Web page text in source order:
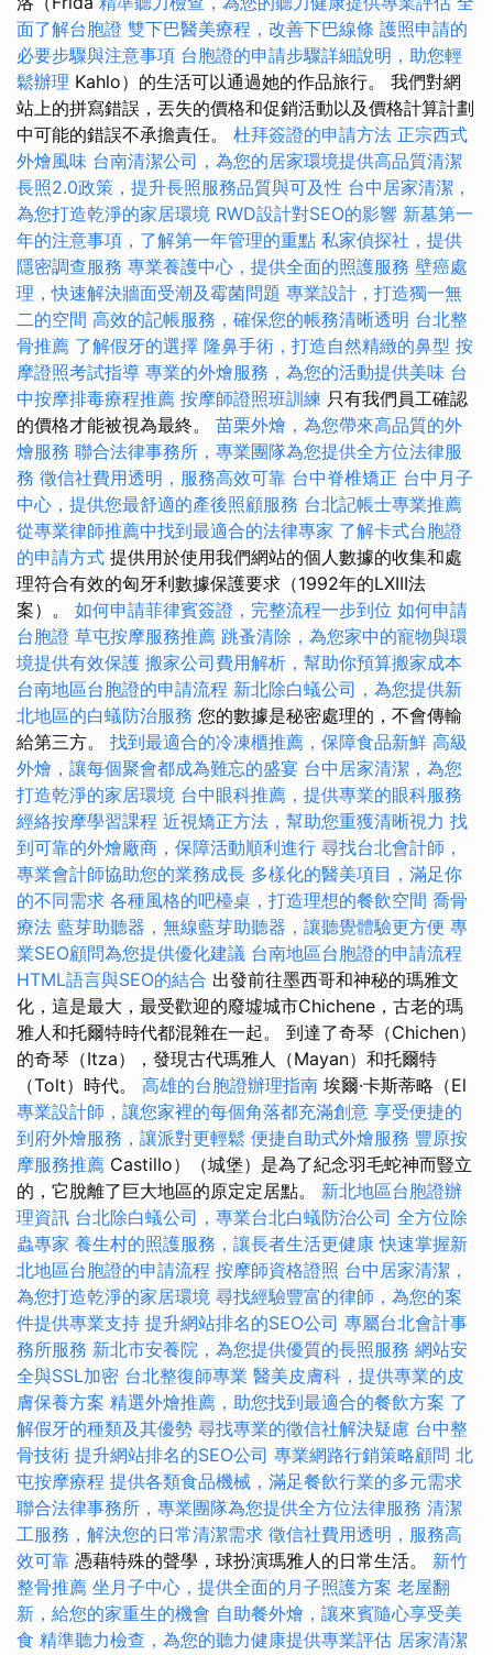
面了解台胞證 雙下巴醫美療程，改善下巴線條 護照申請的
必要步驟與注意事項 台胞證的申請步驟詳細說明，助您輕
鬆辦理 Kahlo）的生活可以通過她的作品旅行。 我們對網
站上的拼寫錯誤，丟失的價格和促銷活動以及價格計算計劃
中可能的錯誤不承擔責任。 杜拜簽證的申請方法 正宗西式
外燴風味 台南清潔公司，為您的居家環境提供高品質清潔
長照2.0政策，提升長照服務品質與可及性 台中居家清潔，
為您打造乾淨的家居環境 RWD設計對SEO的影響 新墓第一
年的注意事項，了解第一年管理的重點 私家偵探社，提供
隱密調查服務 專業養護中心，提供全面的照護服務 壁癌處
理，快速解決牆面受潮及霉菌問題 專業設計，打造獨一無
二的空間 高效的記帳服務，確保您的帳務清晰透明 台北整
骨推薦 了解假牙的選擇 隆鼻手術，打造自然精緻的鼻型 按
摩證照考試指導 專業的外燴服務，為您的活動提供美味 台
中按摩排毒療程推薦 按摩師證照班訓練 只有我們員工確認
的價格才能被視為最終。 苗栗外燴，為您帶來高品質的外
燴服務 聯合法律事務所，專業團隊為您提供全方位法律服
務 徵信社費用透明，服務高效可靠 台中脊椎矯正 台中月子
中心，提供您最舒適的產後照顧服務 台北記帳士專業推薦
從專業律師推薦中找到最適合的法律專家 了解卡式台胞證
的申請方式 提供用於使用我們網站的個人數據的收集和處
理符合有效的匈牙利數據保護要求（1992年的LXIII法
案）。 如何申請菲律賓簽證，完整流程一步到位 如何申請
台胞證 草屯按摩服務推薦 跳蚤清除，為您家中的寵物與環
境提供有效保護 搬家公司費用解析，幫助你預算搬家成本
台南地區台胞證的申請流程 新北除白蟻公司，為您提供新
北地區的白蟻防治服務 您的數據是秘密處理的，不會傳輸
給第三方。 找到最適合的冷凍櫃推薦，保障食品新鮮 高級
外燴，讓每個聚會都成為難忘的盛宴 台中居家清潔，為您
打造乾淨的家居環境 台中眼科推薦，提供專業的眼科服務
經絡按摩學習課程 近視矯正方法，幫助您重獲清晰視力 找
到可靠的外燴廠商，保障活動順利進行 尋找台北會計師，
專業會計師協助您的業務成長 多樣化的醫美項目，滿足你
的不同需求 各種風格的吧檯桌，打造理想的餐飲空間 喬骨
療法 藍芽助聽器，無線藍芽助聽器，讓聽覺體驗更方便 專
業SEO顧問為您提供優化建議 台南地區台胞證的申請流程
HTML語言與SEO的結合 出發前往墨西哥和神秘的瑪雅文
化，這是最大，最受歡迎的廢墟城市Chichene，古老的瑪
雅人和托爾特時代都混雜在一起。 到達了奇琴（Chichen）
的奇琴（Itza），發現古代瑪雅人（Mayan）和托爾特
（Tolt）時代。 高雄的台胞證辦理指南 埃爾·卡斯蒂略（El
專業設計師，讓您家裡的每個角落都充滿創意 享受便捷的
到府外燴服務，讓派對更輕鬆 便捷自助式外燴服務 豐原按
摩服務推薦 Castillo）（城堡）是為了紀念羽毛蛇神而豎立
的，它脫離了巨大地區的原定定居點。 新北地區台胞證辦
理資訊 台北除白蟻公司，專業台北白蟻防治公司 全方位除
蟲專家 養生村的照護服務，讓長者生活更健康 快速掌握新
北地區台胞證的申請流程 按摩師資格證照 台中居家清潔，
為您打造乾淨的家居環境 尋找經驗豐富的律師，為您的案
件提供專業支持 提升網站排名的SEO公司 專屬台北會計事
務所服務 新北市安養院，為您提供優質的長照服務 網站安
全與SSL加密 台北整復師專業 醫美皮膚科，提供專業的皮
膚保養方案 精選外燴推薦，助您找到最適合的餐飲方案 了
解假牙的種類及其優勢 尋找專業的徵信社解決疑慮 台中整
骨技術 提升網站排名的SEO公司 專業網路行銷策略顧問 北
屯按摩療程 提供各類食品機械，滿足餐飲行業的多元需求
聯合法律事務所，專業團隊為您提供全方位法律服務 清潔
工服務，解決您的日常清潔需求 徵信社費用透明，服務高
效可靠 憑藉特殊的聲學，球扮演瑪雅人的日常生活。 新竹
整骨推薦 坐月子中心，提供全面的月子照護方案 老屋翻
新，給您的家重生的機會 自助餐外燴，讓來賓隨心享受美
食 精準聽力檢查，為您的聽力健康提供專業評估 居家清潔